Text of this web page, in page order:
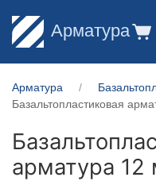
Арматура
Арматура
Базальтопластиковая
арматура 12